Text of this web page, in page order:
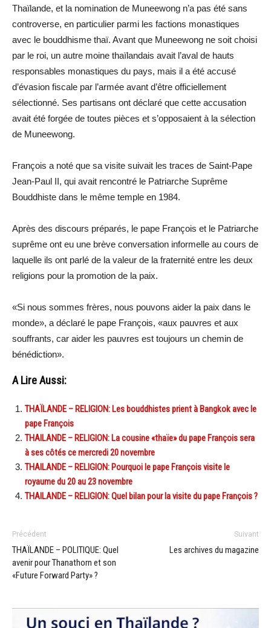
Thaïlande, et la nomination de Muneewong n’a pas été sans
controverse, en particulier parmi les factions monastiques
avec le bouddhisme thaï. Avant que Muneewong ne soit choisi
par le roi, un autre moine thaïlandais avait l’aval de hauts
responsables monastiques du pays, mais il a été accusé
d’évasion fiscale par l’armée avant d’être officiellement
sélectionné. Ses partisans ont déclaré que cette accusation
avait été forgée de toutes pièces et s’opposaient à la sélection
de Muneewong.
François a noté que sa visite suivait les traces de Saint-Pape
Jean-Paul II, qui avait rencontré le Patriarche Suprême
Bouddhiste dans le même temple en 1984.
Après des discours préparés, le pape François et le Patriarche
suprême ont eu une brève conversation informelle au cours de
laquelle ils ont parlé de la valeur de la fraternité entre les deux
religions pour la promotion de la paix.
«Si nous sommes frères, nous pouvons aider la paix dans le
monde», a déclaré le pape François, «aux pauvres et aux
souffrants, car aider les pauvres est toujours un chemin de
bénédiction».
A Lire Aussi:
THAÏLANDE – RELIGION: Les bouddhistes prient à Bangkok avec le
pape François
THAILANDE – RELIGION: La cousine «thaïe» du pape François sera
à ses côtés ce mercredi 20 novembre
THAILANDE – RELIGION: Pourquoi le pape François visite le
royaume du 20 au 23 novembre
THAILANDE – RELIGION: Quel bilan pour la visite du pape François ?
Précédent
THAÏLANDE – POLITIQUE: Quel
avenir pour Thanathorn et son
«Future Forward Party» ?
Suivant
Les archives du magazine